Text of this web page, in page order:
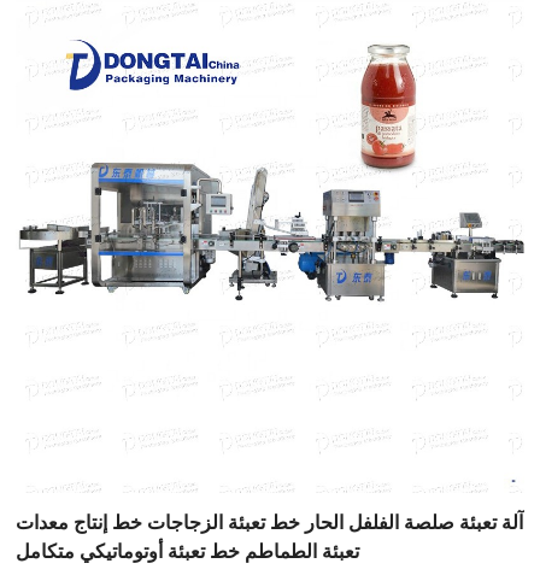
آلة تعبئة صلصة الفلفل الحار خط تعبئة الزجاجات خط إنتاج معدات
تعبئة الطماطم خط تعبئة أوتوماتيكي متكامل